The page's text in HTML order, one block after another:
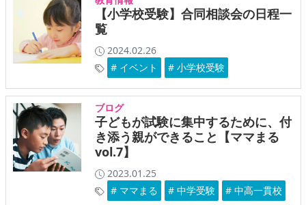
【小学校受験】合同相談会の日程一
覧
2024.02.26
# イベント
# 小学校受験
ブログ
子どもが試験に集中するために、付
き添う親ができること【ママまる
vol.7】
2023.01.25
# ママまる
# 中学受験 # 中高一貫校